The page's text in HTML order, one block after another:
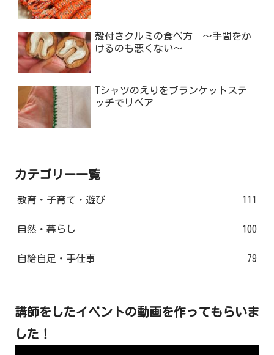
殻付きクルミの食べ方 ～手間をか
けるのも悪くない～
Tシャツのえりをブランケットステ
ッチでリペア
カテゴリー一覧
教育・子育て・遊び 111
自然・暮らし 100
自給自足・手仕事 79
講師をしたイベントの動画を作ってもらいま
した！